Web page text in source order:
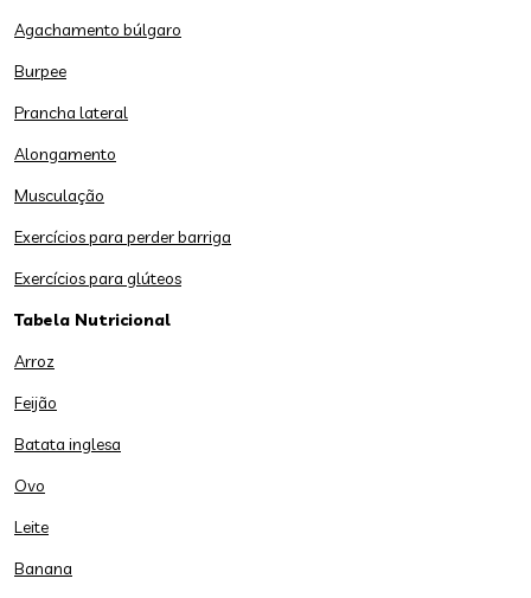
Agachamento búlgaro
Burpee
Prancha lateral
Alongamento
Musculação
Exercícios para perder barriga
Exercícios para glúteos
Tabela Nutricional
Arroz
Feijão
Batata inglesa
Ovo
Leite
Banana